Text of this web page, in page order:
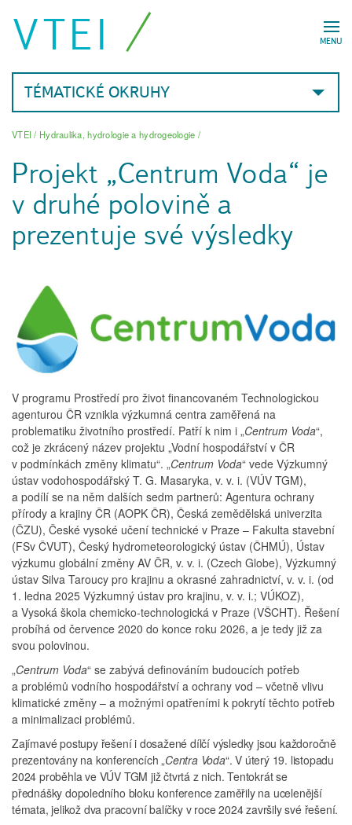
MENU
VTEI
TÉMATICKÉ OKRUHY
VTEI/ Hydraulika, hydrologie a hydrogeologie /
Projekt „Centrum Voda“ je
v druhé polovině a
prezentuje své výsledky
V programu Prostředí pro život financovaném Technologickou
agenturou ČR vznikla výzkumná centra zaměřená na
problematiku životního prostředí. Patří k nim i „Centrum Voda“,
což je zkrácený název projektu „Vodní hospodářství v ČR
v podmínkách změny klimatu“. „Centrum Voda“ vede Výzkumný
ústav vodohospodářský T. G. Masaryka, v. v. i. (VÚV TGM),
a podílí se na něm dalších sedm partnerů: Agentura ochrany
přírody a krajiny ČR (AOPK ČR), Česká zemědělská univerzita
(ČZU), České vysoké učení technické v Praze – Fakulta stavební
(FSv ČVUT), Český hydrometeorologický ústav (ČHMÚ), Ústav
výzkumu globální změny AV ČR, v. v. i. (Czech Globe), Výzkumný
ústav Silva Taroucy pro krajinu a okrasné zahradnictví, v. v. i. (od
1. ledna 2025 Výzkumný ústav pro krajinu, v. v. i.; VÚKOZ),
a Vysoká škola chemicko-technologická v Praze (VŠCHT). Řešení
probíhá od července 2020 do konce roku 2026, a je tedy již za
svou polovinou.
„Centrum Voda“ se zabývá definováním budoucích potřeb
a problémů vodního hospodářství a ochrany vod – včetně vlivu
klimatické změny – a možnými opatřeními k pokrytí těchto potřeb
a minimalizaci problémů.
Zajímavé postupy řešení i dosažené dílčí výsledky jsou každoročně
prezentovány na konferencích„Centra Voda“. V úterý 19. listopadu
2024 proběhla ve VÚV TGM již čtvrtá z nich. Tentokrát se
přednášky dopoledního bloku konference zaměřily na ucelenější
témata, jelikož dva pracovní balíčky v roce 2024 završily své řešení.